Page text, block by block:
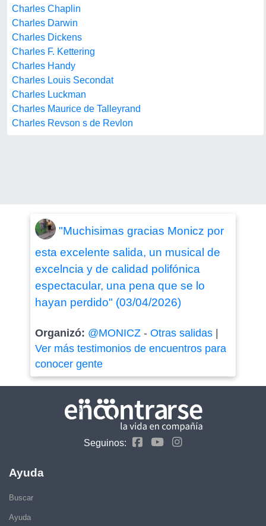
Charles Chaplin
Charles Darwin
Charles Dickens
Charles F. Kettering
Charles Handy
Charles Louis Secondat
Charles Luckman
Charles Maurice de Talleyrand
Charles Revson s de Revlon
"Muchisimas gracias Monicz por
esta excelente salida, un musical de
excelncia y de calidad polifónica
espectacular, una pena que se lo
hayan perdido" (03/04/2026)
Organizó: @MONICZ- Otras salidas|
Ver más testimonios de encuentros para
conocer gente
Seguinos:
Ayuda
Buscar
Ayuda